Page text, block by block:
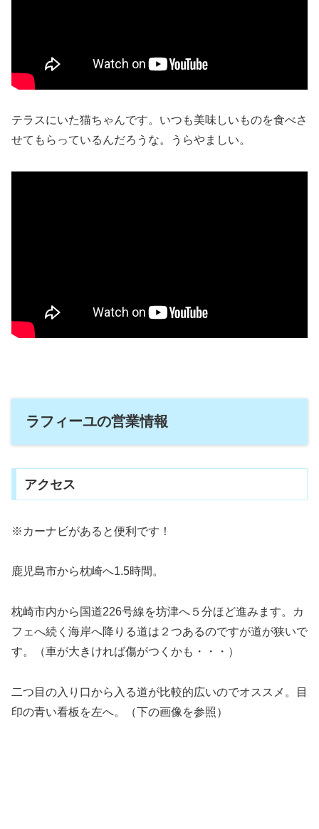
テラスにいた猫ちゃんです。いつも美味しいものを食べさ
せてもらっているんだろうな。うらやましい。
ラフィーユの営業情報
アクセス
※カーナビがあると便利です！
鹿児島市から枕崎へ1.5時間。
枕崎市内から国道226号線を坊津へ５分ほど進みます。カ
フェへ続く海岸へ降りる道は２つあるのですが道が狭いで
す。（車が大きければ傷がつくかも・・・）
二つ目の入り口から入る道が比較的広いのでオススメ。目
印の青い看板を左へ。（下の画像を参照）